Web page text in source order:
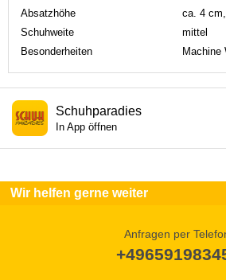
Absatzhöhe
ca. 4
Schuhweite
mittel
Besonderheiten
Machine
Schuhparadies
In App öffnen
Wir helfen gerne weiter
Anfragen per